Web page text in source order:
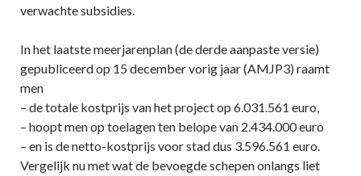
verwachte subsidies.
In het laatste meerjarenplan (de derde aanpaste versie)
gepubliceerd op 15 december vorig jaar (AMJP3) raamt
men
– de totale kostprijs van het project op 6.031.561 euro,
– hoopt men op toelagen ten belope van 2.434.000 euro
– en is de netto-kostprijs voor stad dus 3.596.561 euro.
Vergelijk nu met wat de bevoegde schepen onlangs liet